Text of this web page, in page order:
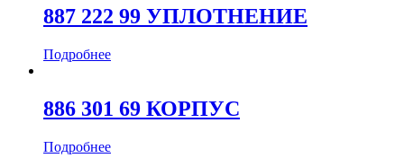
887 222 99 УПЛОТНЕНИЕ
Подробнее
886 301 69 КОРПУС
Подробнее